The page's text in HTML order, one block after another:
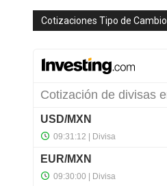
Cotizaciones Tipo de Cambio